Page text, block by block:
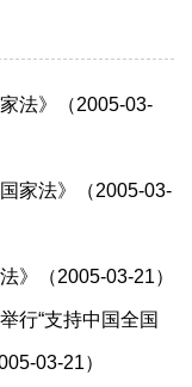
法》（2005-03-
家法》（2005-03-
》（2005-03-21）
行“支持中国全国
03-21）